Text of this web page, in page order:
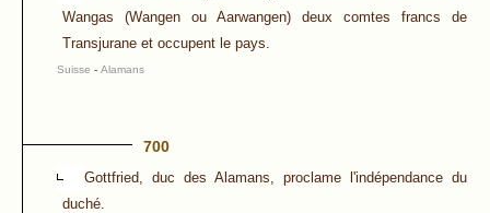
Wangas (Wangen ou Aarwangen) deux comtes francs de
Transjurane et occupent le pays.
Suisse - Alamans
700
Gottfried, duc des Alamans, proclame l'indépendance du
duché.